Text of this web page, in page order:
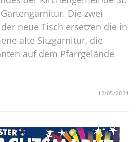
Die zwei
neue Tisch ersetzen die in
alte Sitzgarnitur, die
auf dem Pfarrgelände
12/05/2024